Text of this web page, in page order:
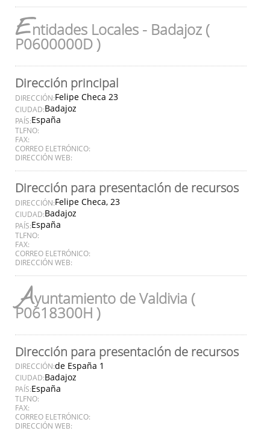
Entidades Locales - Badajoz (
P0600000D )
Dirección principal
DIRECCIÓN:Felipe Checa 23
CIUDAD:Badajoz
PAÍS:España
TLFNO:
FAX:
CORREO ELETRÓNICO:
DIRECCIÓN WEB:
Dirección para presentación de recursos
DIRECCIÓN:Felipe Checa, 23
CIUDAD:Badajoz
PAÍS:España
TLFNO:
FAX:
CORREO ELETRÓNICO:
DIRECCIÓN WEB:
Ayuntamiento de Valdivia (
P0618300H )
Dirección para presentación de recursos
DIRECCIÓN:de España 1
CIUDAD:Badajoz
PAÍS:España
TLFNO:
FAX:
CORREO ELETRÓNICO:
DIRECCIÓN WEB: